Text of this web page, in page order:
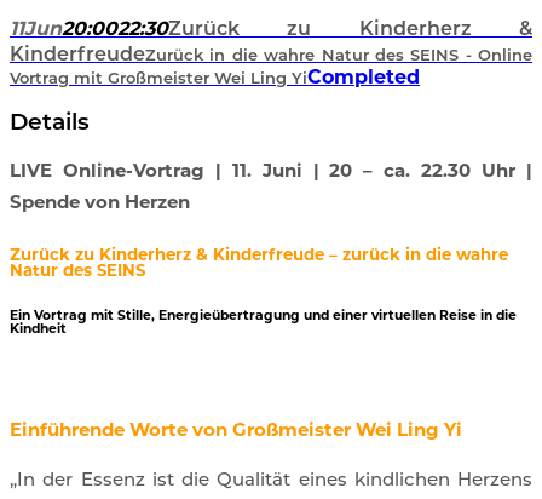
11Jun20:0022:30Zurück zu Kinderherz &
KinderfreudeZurück in die wahre Natur des SEINS - Online
Vortrag mit Großmeister Wei Ling YiCompleted
Details
LIVE Online-Vortrag | 11. Juni | 20 – ca. 22.30 Uhr |
Spende von Herzen
Zurück zu Kinderherz & Kinderfreude – zurück in die wahre
Natur des SEINS
Ein Vortrag mit Stille, Energieübertragung und einer virtuellen Reise in die
Kindheit
Einführende Worte von Großmeister Wei Ling Yi
„In der Essenz ist die Qualität eines kindlichen Herzens